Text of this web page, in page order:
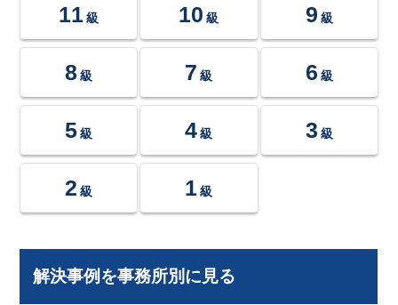
11 級 10 級 9 級
8 級 7 級 6 級
5 級 4 級 3 級
2 級 1 級
解決事例を事務所別に見る